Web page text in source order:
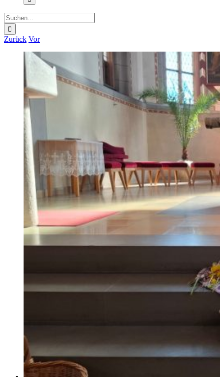
Suche
nach:
Zurück Vor
Zeige
grösseres